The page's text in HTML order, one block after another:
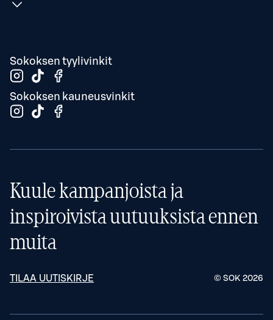
Sokoksen tyylivinkit
Sokoksen kauneusvinkit
Kuule kampanjoista ja
inspiroivista uutuuksista ennen
muita
TILAA UUTISKIRJE © SOK 2026